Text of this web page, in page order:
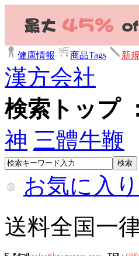
健康情報 商品Tags 新
漢方会社
検索トップ
神 三體牛鞭
お気に入
送料全国一